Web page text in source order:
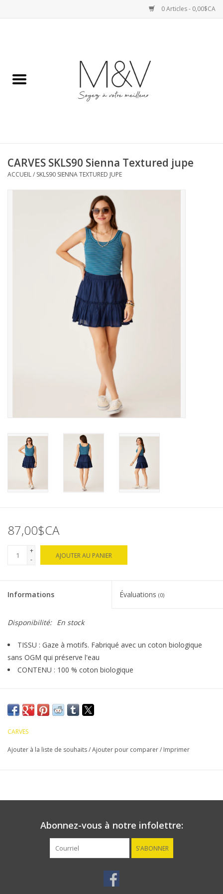
0 Articles - 0,00$CA
SPORTS
BAS
ACCESSOIRES
CARVES SKLS90 Sienna Textured jupe
ACCUEIL/ SKLS90 SIENNA TEXTURED JUPE
87,00$CA
+
-
AJOUTER AU PANIER
Informations Évaluations (0)
Disponibilité: En stock
TISSU : Gaze à motifs. Fabriqué avec un coton biologique
sans OGM qui préserve l'eau
CONTENU : 100 % coton biologique
CARVES
Ajouter à la liste de souhaits/Ajouter pour comparer/ Imprimer
Abonnez-vous à notre infolettre:
S'ABONNER